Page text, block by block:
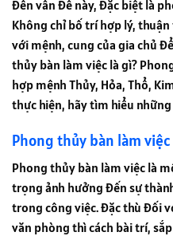
đến vấn đề này, đặc biệt là
Không chỉ bố trí hợp lý,
với mệnh, cung của gia chủ
thủy bàn làm việc là gì?
hợp mệnh Thủy, Hỏa, Thổ,
thực hiện, hãy tìm hiểu
Phong thủy bàn làm việc
Phong thủy bàn làm việc là
trọng ảnh hưởng đến sự
trong công việc. Đặc thù đối
văn phòng thì cách bài trí,